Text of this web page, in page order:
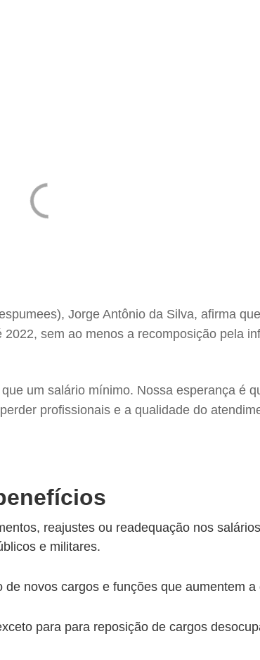
Jorge Antônio da Silva, afirma
sem ao menos a recomposição pela
um salário mínimo. Nossa esperança é
profissionais e a qualidade do
reajustes ou readequação nos
e militares.
novos cargos e funções que aumentem a
para para reposição de cargos